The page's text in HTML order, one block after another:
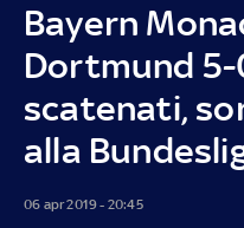
Bayern
Dortmund
scatenati,
alla
06 apr 2019 - 20:45